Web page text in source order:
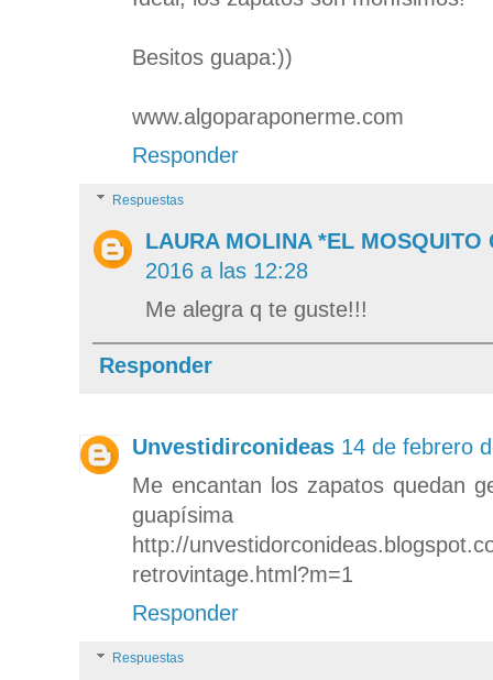
Besitos guapa:))
www.algoparaponerme.com
Responder
Respuestas
LAURA MOLINA *EL MOSQUITO
2016 a las 12:28
Me alegra q te guste!!!
Responder
Unvestidirconideas 14 de febrero
Me encantan los zapatos quedan
guapísima
http://
retrovintage.html?m=1
Responder
Respuestas